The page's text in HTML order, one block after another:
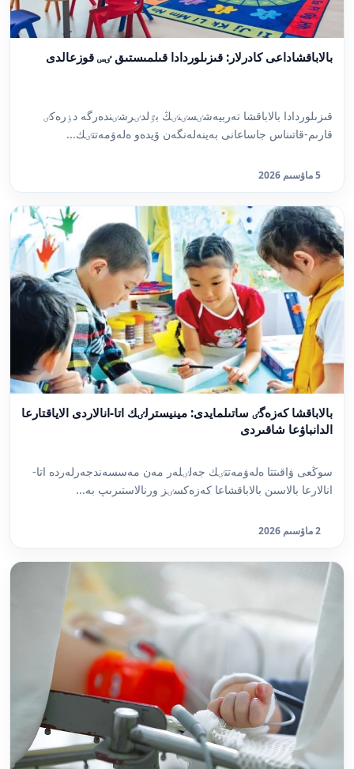
بالاباقشاداعى كادرلار: قىزىلوردادا قىلمىستىق ٸس قوزعالدى
قىزىلوردادا بالاباقشا تەربيەشٸسٸنٸڭ بٷلدٸرشٸندەرگە دٶرەكٸ
قارىم-قاتىناس جاساعانى بەينەلەنگەن ۆيدەو ەلەۋمەتتٸك...
5 ماۋسىم 2026
بالاباقشا كەزەگٸ ساتىلمايدى: مينيسترلٸك اتا-انالاردى الاياقتارعا
الدانباۋعا شاقىردى
سوڭعى ۋاقىتتا ەلەۋمەتتٸك جەلٸلەر مەن مەسسەندجەرلەردە اتا-
انالارعا بالاسىن بالاباقشاعا كەزەكسٸز ورنالاستىرىپ بە...
2 ماۋسىم 2026